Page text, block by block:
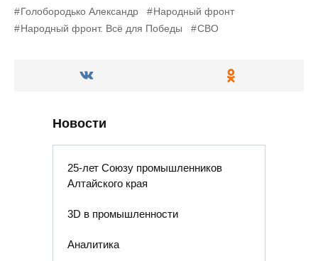
Голобородько Александр
Народный фронт
Народный фронт. Всё для Победы
СВО
Новости
25-лет Союзу промышленников
Алтайского края
3D в промышленности
Аналитика